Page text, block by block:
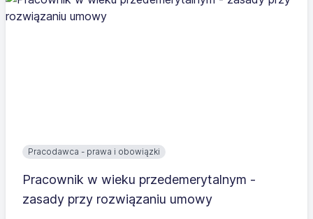
Pracodawca - prawa i obowiązki
Pracownik w wieku przedemerytalnym -
zasady przy rozwiązaniu umowy